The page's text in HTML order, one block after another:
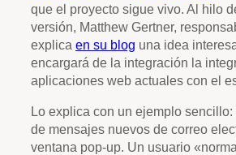
que el proyecto sigue vivo. Al hilo
versión, Matthew Gertner,
explica en su blog una idea
encargará de la integración la
aplicaciones web actuales con el
Lo explica con un ejemplo
de mensajes nuevos de correo
ventana pop-up. Un usuario